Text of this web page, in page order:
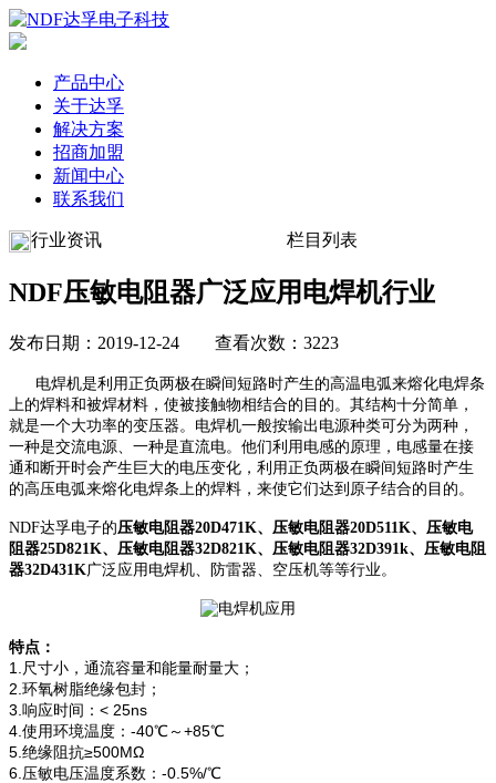
产品中心
关于达孚
解决方案
招商加盟
新闻中心
联系我们
行业资讯 栏目列表
NDF压敏电阻器广泛应用电焊机行业
发布日期：2019-12-24 查看次数：3223
电焊机是利用正负两极在瞬间短路时产生的高温电弧来熔化电焊条
上的焊料和被焊材料，使被接触物相结合的目的。其结构十分简单，
就是一个大功率的变压器。电焊机一般按输出电源种类可分为两种，
一种是交流电源、一种是直流电。他们利用电感的原理，电感量在接
通和断开时会产生巨大的电压变化，利用正负两极在瞬间短路时产生
的高压电弧来熔化电焊条上的焊料，来使它们达到原子结合的目的。
NDF达孚电子的压敏电阻器20D471K、压敏电阻器20D511K、压敏电
阻器25D821K、压敏电阻器32D821K、压敏电阻器32D391k、压敏电阻
器32D431K 广泛应用电焊机、防雷器、空压机等等行业。
特点：
1.尺寸小，通流容量和能量耐量大；
2.环氧树脂绝缘包封；
3.响应时间：< 25ns
4.使用环境温度：-40℃～+85℃
5.绝缘阻抗≥500MΩ
6.压敏电压温度系数：-0.5%/℃